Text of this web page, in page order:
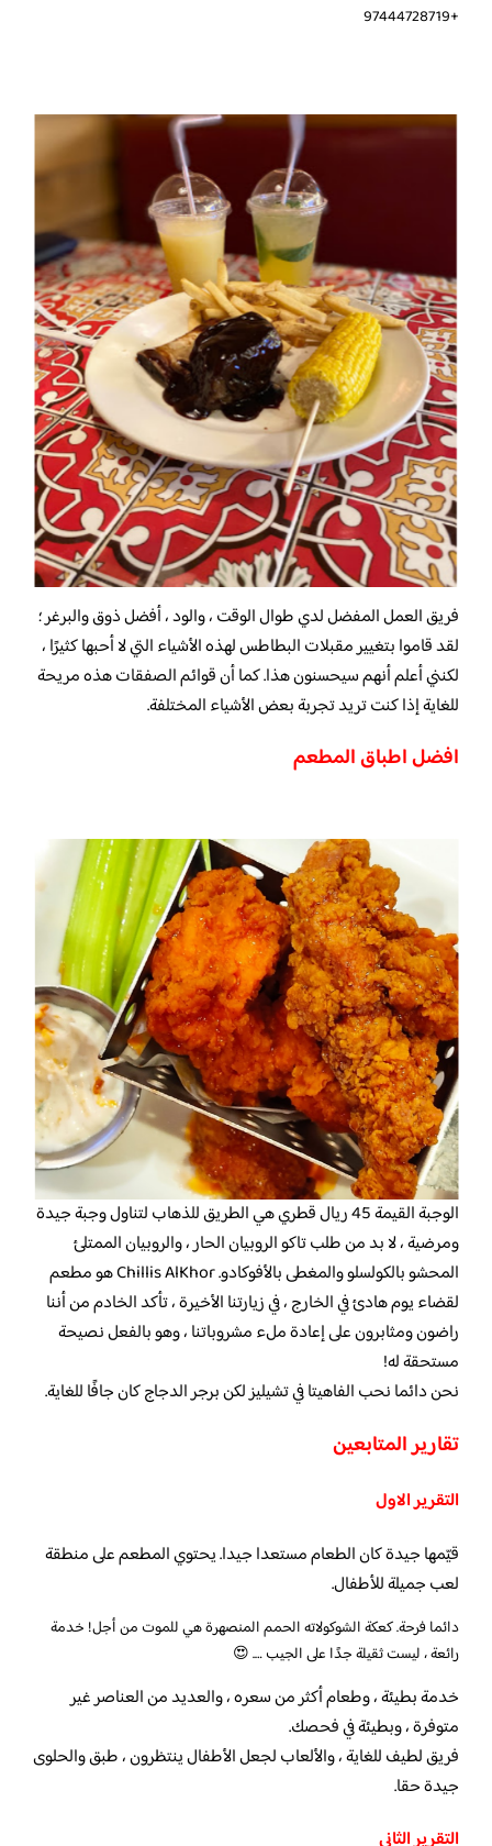
+97444728719
فريق العمل المفضل لدي طوال الوقت ، والود ، أفضل ذوق والبرغر ؛
لقد قاموا بتغيير مقبلات البطاطس لهذه الأشياء التي لا أحبها كثيرًا ،
لكنني أعلم أنهم سيحسنون هذا. كما أن قوائم الصفقات هذه مريحة
للغاية إذا كنت تريد تجربة بعض الأشياء المختلفة.
افضل اطباق المطعم
الوجبة القيمة 45 ريال قطري هي الطريق للذهاب لتناول وجبة جيدة
ومرضية ، لا بد من طلب تاكو الروبيان الحار ، والروبيان الممتلئ
المحشو بالكولسلو والمغطى بالأفوكادو. Chillis AlKhor هو مطعم
لقضاء يوم هادئ في الخارج ، في زيارتنا الأخيرة ، تأكد الخادم من أننا
راضون ومثابرون على إعادة ملء مشروباتنا ، وهو بالفعل نصيحة
مستحقة له!
نحن دائما نحب الفاهيتا في تشيليز لكن برجر الدجاج كان جافًا للغاية.
تقارير المتابعين
التقرير الاول
قيّمها جيدة كان الطعام مستعدا جيدا. يحتوي المطعم على منطقة
لعب جميلة للأطفال.
دائما فرحة. كعكة الشوكولاته الحمم المنصهرة هي للموت من أجل! خدمة
رائعة ، ليست ثقيلة جدًا على الجيب …. 😍
خدمة بطيئة ، وطعام أكثر من سعره ، والعديد من العناصر غير
متوفرة ، وبطيئة في فحصك.
فريق لطيف للغاية ، والألعاب لجعل الأطفال ينتظرون ، طبق والحلوى
جيدة حقا.
التقرير الثاني